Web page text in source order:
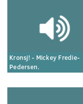
Kronsj! - Mickey Fredie-
Pedersen.